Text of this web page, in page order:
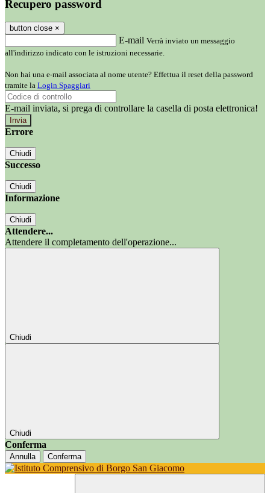
Recupero password
button close ×
E-mail Verrà inviato un messaggio
all'indirizzo indicato con le istruzioni necessarie.
Non hai una e-mail associata al nome utente? Effettua il reset della password
tramite la Login Spaggiari
E-mail inviata, si prega di controllare la casella di posta elettronica!
Errore
Chiudi
Successo
Chiudi
Informazione
Chiudi
Attendere...
Attendere il completamento dell'operazione...
Chiudi
Chiudi
Conferma
Annulla Conferma